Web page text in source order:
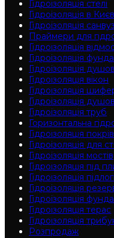
Гідроізоляція cтелі
Гідроізоляція в
Гідроізоляція
Праймери для
Гідроізоляція
Гідроізоляція
Гідроізоляція
Гідроізоляція вікон
Гідроізоляція
Гідроізоляція
Гідроізоляція труб
Горизонтальна
Гідроізоляція
Гідроізоляція для
Гідроізоляція мостів
Гідроізоляція під
Гідроізоляція
Гідроізоляція
Гідроізоляція
Гідроізоляція терас
Гідроізоляція
Розпродаж